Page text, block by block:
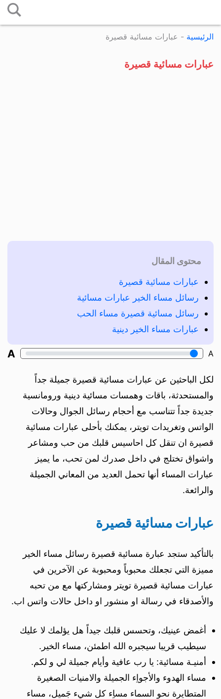
إلى
المحتوى
الرئيسية - عبارات مسائية قصيرة
عبارات مسائية قصيرة
محتوى المقال
عبارات مسائية قصيرة
رسائل مساء الخير عبارات مسائية
رسائل مسائية قصيرة مساء الحب
عبارات مساء الخير دينية
A
A
لكل الباحثين عن عبارات مسائية قصيرة جميلة جداً
والمستحدثة، باقات وهمسات مسائية دينية ورومانسية
جديدة جداً تتناسب مع أحجام رسائل الجوال وحالات
الواتس وتغريدات تويتر، يمكنك بأحلى عبارات مسائية
قصيرة ان تنقل كل احاسيس قلبك من حب ومشاعر
واشواق تختلج في داخل صدرك لمن تحب، ما يميز
عبارات المساء أنها تحمل العديد من المعاني الجميلة
والرائعة.
عبارات مسائية قصيرة
بالتأكيد ستجد عبارة مسائية قصيرة رسائل مساء الخير
مميزة التي تجعلك محبوباً ومحبوبة عن الآخرين في
عبارات مسائية قصيرة تويتر ومشاركتها مع من تحبه
والأصدقاء في رسالة او منشور او داخل حالات واتس اب.
أغمض عينيك، وتحسس قلبك جيداً هل يؤلمك لا عليك
سيطيب قريبا سيجبره الله اطمئن، مساء الخير.
أمنيـة مسائية: يا رب عافية وأيام جميلة لي و لكم.
مساء الهدوء والأجواِء الجميلة والامنيات الصغيرة
المتطايرة نحو السماء مساِء كل شيء جَميل، مساء